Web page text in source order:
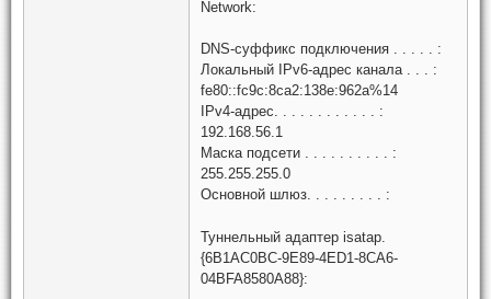
Network:
DNS-суффикс подключения . . . . . :
Локальный IPv6-адрес канала . . . :
fe80::fc9c:8ca2:138e:962a%14
IPv4-адрес. . . . . . . . . . . . :
192.168.56.1
Маска подсети . . . . . . . . . . :
255.255.255.0
Основной шлюз. . . . . . . . . :
Туннельный адаптер isatap.
{6B1AC0BC-9E89-4ED1-8CA6-
04BFA8580A88}: